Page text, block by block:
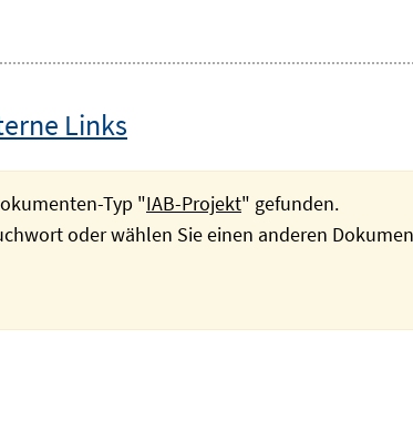
Links
Typ "IAB-Projekt" gefunden.
oder wählen Sie einen anderen